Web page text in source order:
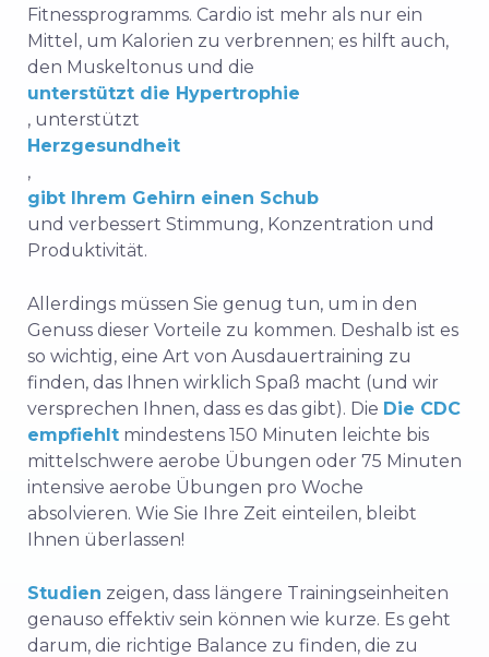
Fitnessprogramms. Cardio ist mehr als nur ein
Mittel, um Kalorien zu verbrennen; es hilft auch,
den Muskeltonus und die
unterstützt die Hypertrophie
, unterstützt
Herzgesundheit
,
gibt Ihrem Gehirn einen Schub
und verbessert Stimmung, Konzentration und
Produktivität.
Allerdings müssen Sie genug tun, um in den
Genuss dieser Vorteile zu kommen. Deshalb ist es
so wichtig, eine Art von Ausdauertraining zu
finden, das Ihnen wirklich Spaß macht (und wir
versprechen Ihnen, dass es das gibt). Die Die CDC
empfiehlt mindestens 150 Minuten leichte bis
mittelschwere aerobe Übungen oder 75 Minuten
intensive aerobe Übungen pro Woche
absolvieren. Wie Sie Ihre Zeit einteilen, bleibt
Ihnen überlassen!
Studien zeigen, dass längere Trainingseinheiten
genauso effektiv sein können wie kurze. Es geht
darum, die richtige Balance zu finden, die zu